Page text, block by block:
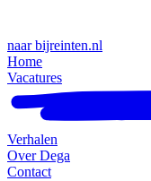
naar bijreinten.nl
Home
Vacatures
Verhalen
Over Dega
Contact